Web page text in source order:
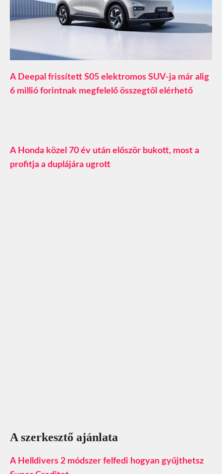
A Deepal frissített S05 elektromos SUV-ja már alig
6 millió forintnak megfelelő összegtől elérhető
A Honda közel 70 év után először bukott, most a
profitja a duplájára ugrott
A szerkesztő ajánlata
A Helldivers 2 módszer felfedi hogyan gyűjthetsz